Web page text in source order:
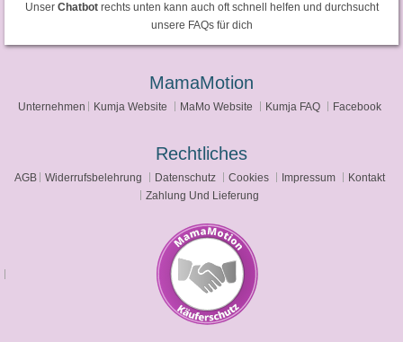
Unser Chatbotrechts unten kann auch oft schnell helfen und durchsucht
unsere FAQs für dich
MamaMotion
Unternehmen Kumja Website MaMo Website Kumja FAQ Facebook
Rechtliches
AGB Widerrufsbelehrung Datenschutz Cookies Impressum
Kontakt
Zahlung Und Lieferung